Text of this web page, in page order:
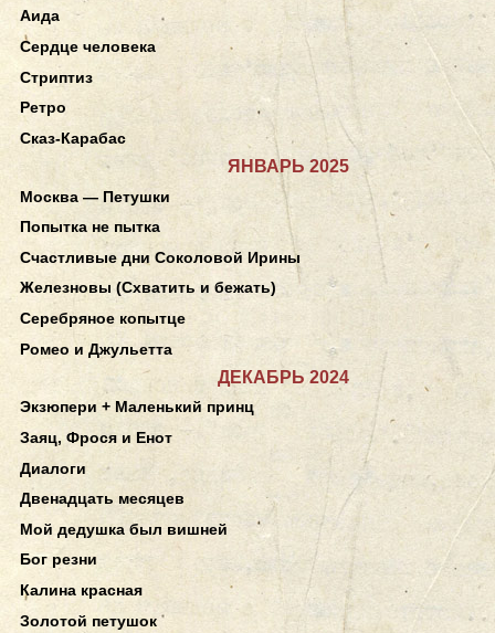
Аида
Сердце человека
Стриптиз
Ретро
Сказ-Карабас
ЯНВАРЬ 2025
Москва — Петушки
Попытка не пытка
Счастливые дни Соколовой Ирины
Железновы (Схватить и бежать)
Серебряное копытце
Ромео и Джульетта
ДЕКАБРЬ 2024
Экзюпери + Маленький принц
Заяц, Фрося и Енот
Диалоги
Двенадцать месяцев
Мой дедушка был вишней
Бог резни
Калина красная
Золотой петушок